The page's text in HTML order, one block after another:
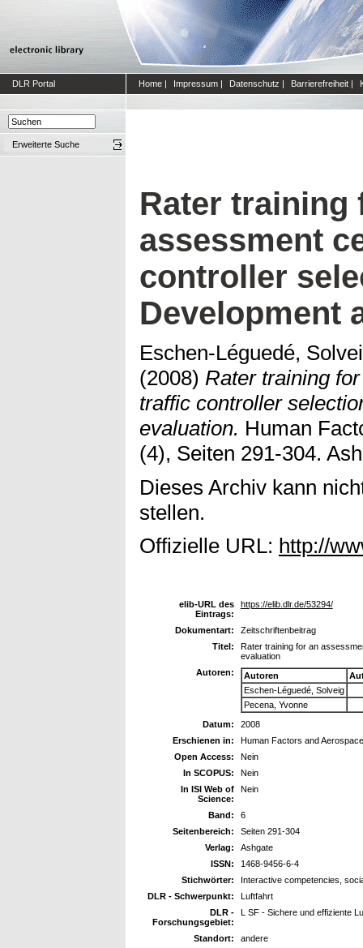
DLR Portal Home | Impressum | Datenschutz | Barrierefreiheit |
Erweiterte Suche
Rater training
assessment
controller
Development
Eschen-Léguedé,
(2008) Rater training
traffic controller
evaluation. Human
(4), Seiten 291-304.
Dieses Archiv kann
stellen.
Offizielle URL: http://
elib-URL des
Eintrags:
https://elib.dlr.de/53294/
Dokumentart:
Zeitschriftenbeitrag
Titel:
Rater training for an
evaluation
Autoren:
Autoren
Eschen-Léguedé, Solveig
Pecena, Yvonne
Datum:
2008
Erschienen in:
Human Factors and
Open Access:
Nein
In SCOPUS:
Nein
In ISI Web of
Science:
Nein
Band:
6
Seitenbereich:
Seiten 291-304
Verlag:
Ashgate
ISSN:
1468-9456-6-4
Stichwörter:
Interactive competencies,
DLR - Schwerpunkt:
Luftfahrt
DLR -
Forschungsgebiet:
L SF - Sichere und effiziente
Standort:
andere